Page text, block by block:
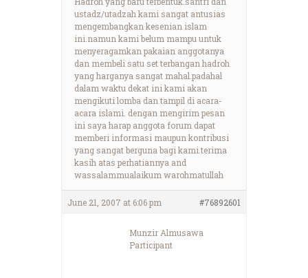
ustadz/utadzah kami sangat antusias
mengembangkan kesenian islam
ini.namun kami belum mampu untuk
menyeragamkan pakaian anggotanya
dan membeli satu set terbangan hadroh
yang harganya sangat mahal.padahal
dalam waktu dekat ini kami akan
mengikuti lomba dan tampil di acara-
acara islami. dengan mengirim pesan
ini saya harap anggota forum dapat
memberi informasi maupun kontribusi
yang sangat berguna bagi kami.terima
kasih atas perhatiannya and
wassalammualaikum warohmatullah
June 21, 2007 at 6:06 pm #76892601
Munzir Almusawa
Participant